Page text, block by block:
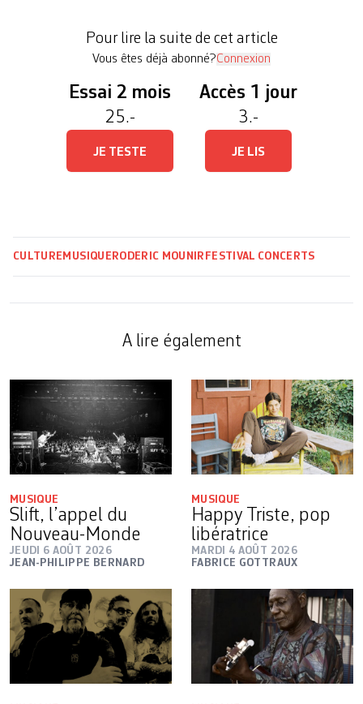
Cyclotone, créé […]
Pour lire la suite de cet article
Vous êtes déjà abonné?Connexion
Essai 2 mois
25.-
JE TESTE
Accès 1 jour
3.-
JE LIS
CULTURE MUSIQUE RODERIC MOUNIR FESTIVAL CONCERTS
A lire également
MUSIQUE
Slift, l’appel du
Nouveau-Monde
JEUDI 6 AOÛT 2026
JEAN-PHILIPPE BERNARD
MUSIQUE
Happy Triste, pop
libératrice
MARDI 4 AOÛT 2026
FABRICE GOTTRAUX